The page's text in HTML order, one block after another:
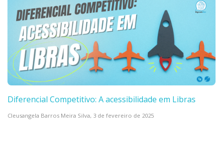
Diferencial Competitivo: A acessibilidade em Libras
Cleusangela Barros Meira Silva, 3 de fevereiro de 2025